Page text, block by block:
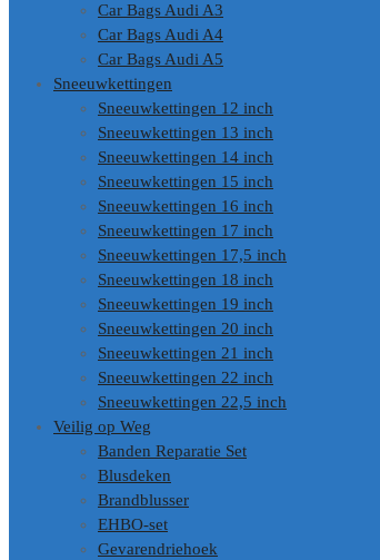
Car Bags Audi A3
Car Bags Audi A4
Car Bags Audi A5
Sneeuwkettingen
Sneeuwkettingen 12 inch
Sneeuwkettingen 13 inch
Sneeuwkettingen 14 inch
Sneeuwkettingen 15 inch
Sneeuwkettingen 16 inch
Sneeuwkettingen 17 inch
Sneeuwkettingen 17,5 inch
Sneeuwkettingen 18 inch
Sneeuwkettingen 19 inch
Sneeuwkettingen 20 inch
Sneeuwkettingen 21 inch
Sneeuwkettingen 22 inch
Sneeuwkettingen 22,5 inch
Veilig op Weg
Banden Reparatie Set
Blusdeken
Brandblusser
EHBO-set
Gevarendriehoek